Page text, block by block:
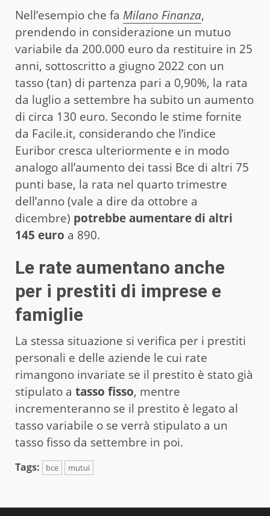
Nell’esempio che fa Milano Finanza,
prendendo in considerazione un mutuo
variabile da 200.000 euro da restituire in 25
anni, sottoscritto a giugno 2022 con un
tasso (tan) di partenza pari a 0,90%, la rata
da luglio a settembre ha subito un aumento
di circa 130 euro. Secondo le stime fornite
da Facile.it, considerando che l’indice
Euribor cresca ulteriormente e in modo
analogo all’aumento dei tassi Bce di altri 75
punti base, la rata nel quarto trimestre
dell’anno (vale a dire da ottobre a
dicembre) potrebbe aumentare di altri
145 euro a 890.
Le rate aumentano anche
per i prestiti di imprese e
famiglie
La stessa situazione si verifica per i prestiti
personali e delle aziende le cui rate
rimangono invariate se il prestito è stato già
stipulato a tasso fisso, mentre
incrementeranno se il prestito è legato al
tasso variabile o se verrà stipulato a un
tasso fisso da settembre in poi.
Tags: bce mutui